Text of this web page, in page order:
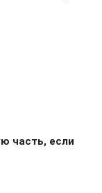
часть, если